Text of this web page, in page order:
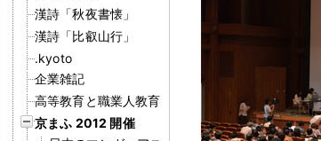
漢詩「秋夜書懐」
漢詩「比叡山行」
.kyoto
企業雑記
高等教育と職業人教育
京まふ 2012 開催